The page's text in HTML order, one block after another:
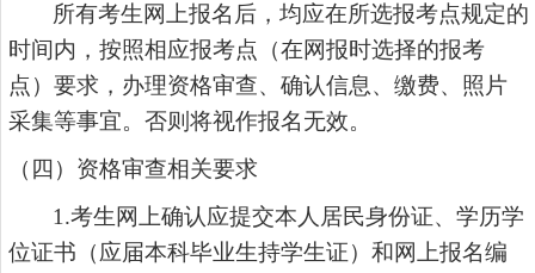
所有考生网上报名后，均应在所选报考点规定的
时间内，按照相应报考点（在网报时选择的报考
点）要求，办理资格审查、确认信息、缴费、照片
采集等事宜。否则将视作报名无效。
（四）资格审查相关要求
1.考生网上确认应提交本人居民身份证、学历学
位证书（应届本科毕业生持学生证）和网上报名编